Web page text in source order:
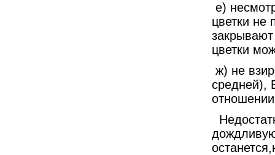
е)
цветки не
цветки
ж) не
средней),